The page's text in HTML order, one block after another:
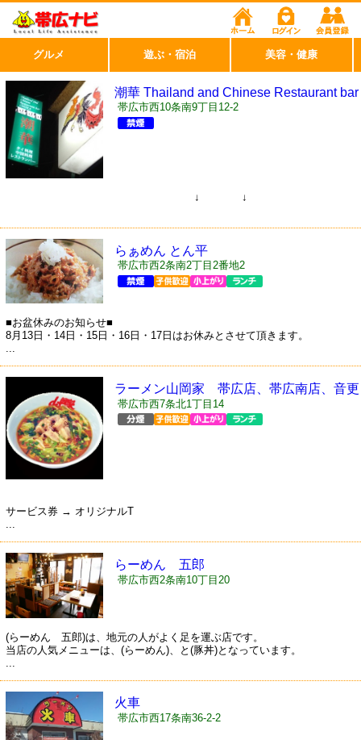
潮華 Thailand and Chinese Restaurant bar
choka
帯広市西10条南9丁目12-2
↓ ↓
らぁめん とん平
帯広市西2条南2丁目2番地2
■お盆休みのお知らせ■
8月13日・14日・15日・16日・17日はお休みとさせて頂きます。
...
ラーメン山岡家 帯広店、帯広南店、音更
店
帯広市西7条北1丁目14
サービス券 → オリジナルT
...
らーめん 五郎
帯広市西2条南10丁目20
(らーめん 五郎)は、地元の人がよく足を運ぶ店です。
当店の人気メニューは、(らーめん)、と(豚丼)となっています。
火車
帯広市西17条南36-2-2
グルメ 遊ぶ・宿泊 美容・健康